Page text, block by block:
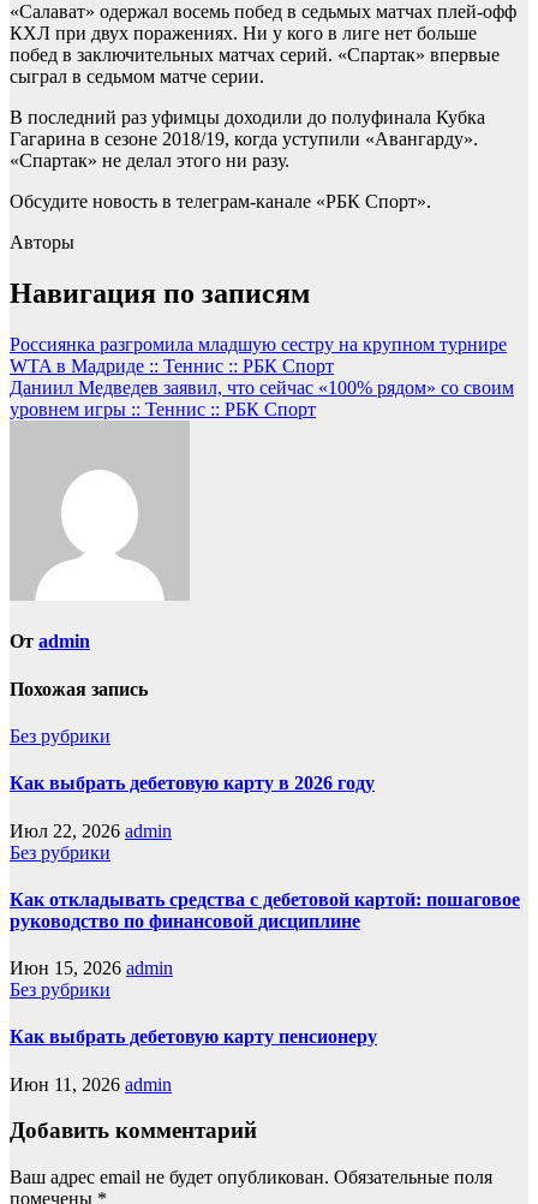
«Салават» одержал восемь побед в седьмых матчах плей-офф
КХЛ при двух поражениях. Ни у кого в лиге нет больше
побед в заключительных матчах серий. «Спартак» впервые
сыграл в седьмом матче серии.
В последний раз уфимцы доходили до полуфинала Кубка
Гагарина в сезоне 2018/19, когда уступили «Авангарду».
«Спартак» не делал этого ни разу.
Обсудите новость в телеграм-канале «РБК Спорт».
Авторы
Навигация по записям
Россиянка разгромила младшую сестру на крупном турнире
WTA в Мадриде :: Теннис :: РБК Спорт
Даниил Медведев заявил, что сейчас «100% рядом» со своим
уровнем игры :: Теннис :: РБК Спорт
От admin
Похожая запись
Без рубрики
Как выбрать дебетовую карту в 2026 году
Июл 22, 2026 admin
Без рубрики
Как откладывать средства с дебетовой картой: пошаговое
руководство по финансовой дисциплине
Июн 15, 2026 admin
Без рубрики
Как выбрать дебетовую карту пенсионеру
Июн 11, 2026 admin
Добавить комментарий
Ваш адрес email не будет опубликован. Обязательные поля
помечены *